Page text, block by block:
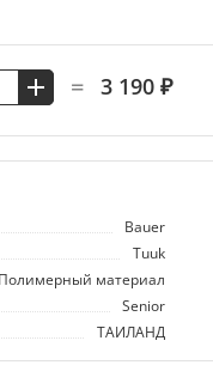
= 3 190 ₽
Bauer
Tuuk
Полимерный материал
Senior
ТАИЛАНД